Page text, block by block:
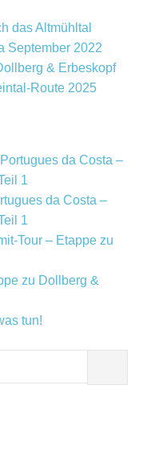
das Altmühltal
September 2022
& Erbeskopf
Route 2025
da Costa –
1
da Costa –
1
– Etappe zu
zu Dollberg &
tun!